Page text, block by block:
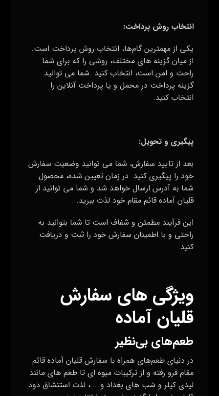
انتخاب روش پرداخت:
یکی از مهمترین گام‌ها، انتخاب روش پرداخت است.
از میان گزینه‌ های مختلف، روشی را که برای شما
راحت و امن است، انتخاب کنید .شما می توانید
گزینه پرداخت در محمل و یا پرداخت آنلاین را
انتخاب کنید.
پیگیری و تحویل:
بعد از تایید سفارش، شما می‌ توانید وضعیت سفارش
خود را پیگیری کنید. در زمان تعیین شده، محصول
شما به آدرس ارسال خواهد شد و شما می‌ توانید از
قلیان آماده قائم مقام خود لذت ببرید.
این فرآیند مطمئن و شفاف است تا شما بتوانید به
راحتی و با اطمینان سفارش خود را ثبت و دریافت
کنید.
ویژگی هایسفارش
قلیان آماده
طعم‌های بی‌نظیر
در دنیای طعم‌های همراه با سفارش قلیان آماده قائم
مقام فرو رفته و از ترکیبات میوه ای تا طعم های مانند
لیدی کیلر و شب های بغداد و … ، لذت استنشاق دود